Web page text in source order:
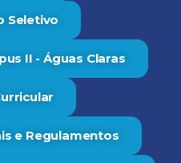
Seletivo
II - Águas Claras
e Regulamentos